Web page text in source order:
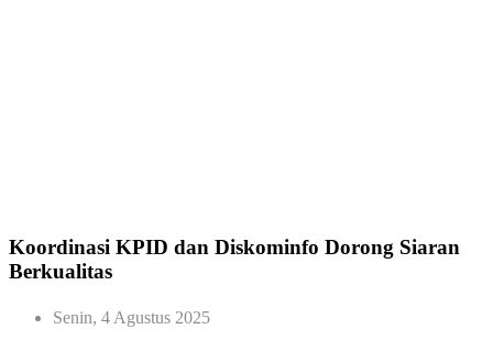
Koordinasi KPID dan Diskominfo Dorong Siaran
Berkualitas
Senin, 4 Agustus 2025